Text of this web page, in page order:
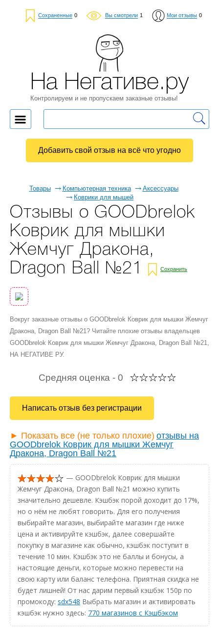
Сохраненные 0 Вы смотрели 1 Мои отзывы 0
Товары Компьютерная техника
Аксессуары
Коврики для мышей
Отзывы о GOODbrelok
Коврик для мышки
Жемчуг Дракона,
Dragon Ball №21
Сохранить
Вокруг заказные отзывы о GOODbrelok Коврик для мышки Жемчуг
Дракона, Dragon Ball №21? Читайте плохие отзывы владельцев
GOODbrelok Коврик для мышки Жемчуг Дракона, Dragon Ball №21,
НА НЕГАТИВЕ РУ.
Средняя оценка - 0
Написать отзыв без регистрации
► Показать все (не только плохие) отзывы на
GOODbrelok Коврик для мышки Жемчуг
Дракона, Dragon Ball №21
— GOODbrelok Коврик для мышки
Жемчуг Дракона, Dragon Ball №21 можно купить
значительно дешевле. Кэшбэк порой доходит до 17%,
но о нём не любят говорить. Для его получения
выбирайте магазин, выбирайте магазин где ниже
цена и активируйте кэшбэк, далее совершайте
покупку в магазине как обычно, кэшбэк поступит в
течение 10 мин. Кэшбэк это не баллы и бонусы, а
настоящие деньги, которые можно перевести на
свою карту или баланс телефона. Приятная скидка не
будет лишней! От нас дарим первый кэшбэк 150р по
промокоду: sdx548 Выбрать магазин и активировать
кэшбэк нужно здесь: 770 магазинов с Кэшбэком
На Негативе.ру
Контролируем и не пропускаем заказные отзывы!
Добавить свой отзыв на всё что угодно